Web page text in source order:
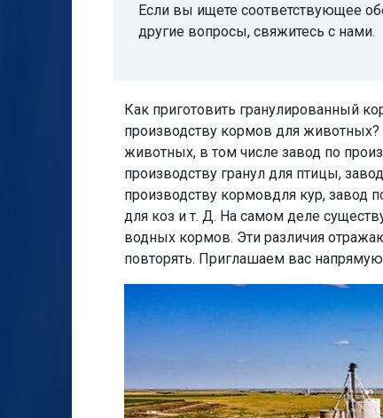
Если вы ищете соответствующее
другие вопросы, свяжитесь с нами.
Как приготовить гранулированный
производству кормов для
животных, в том числе завод по
производству гранул для птицы,
производству кормовдля кур, завод
для коз и т. Д. На самом деле
водных кормов. Эти различия
повторять. Приглашаем вас напрямую